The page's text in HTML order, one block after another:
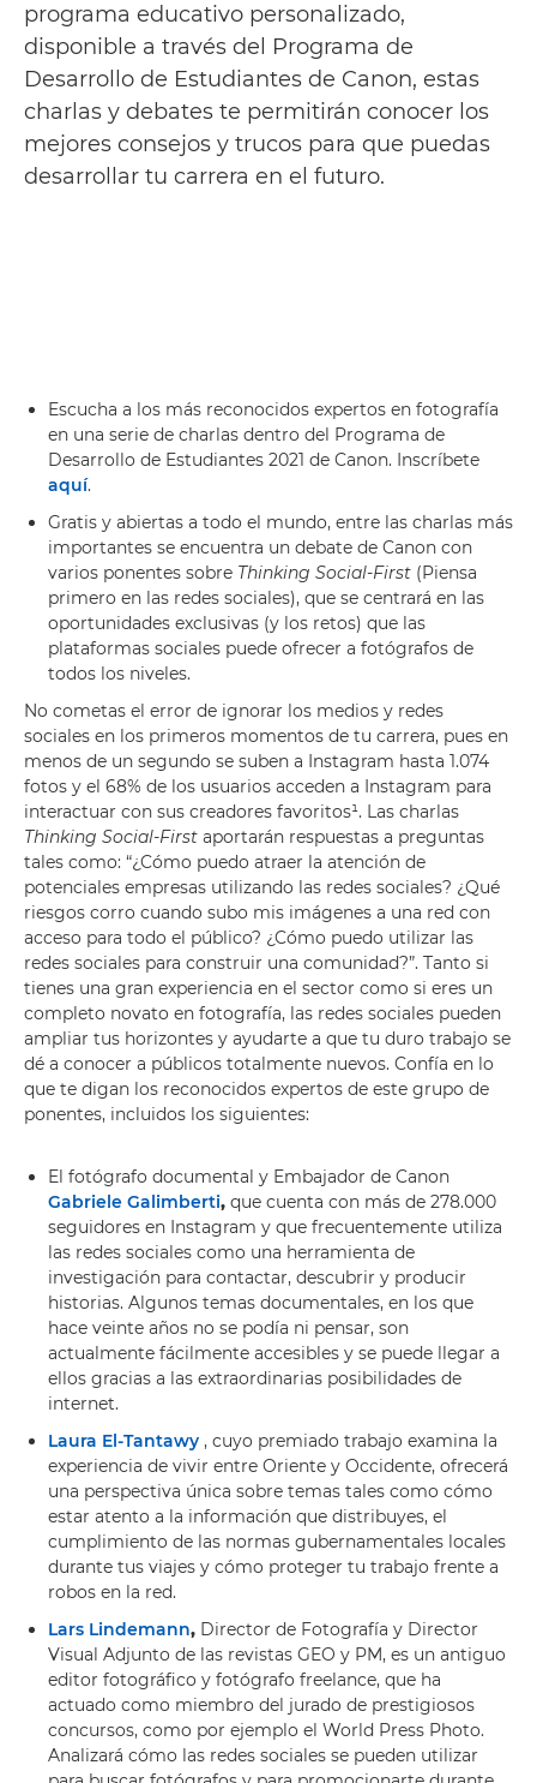
programa educativo personalizado,
disponible a través del Programa de
Desarrollo de Estudiantes de Canon, estas
charlas y debates te permitirán conocer los
mejores consejos y trucos para que puedas
desarrollar tu carrera en el futuro.
Escucha a los más reconocidos expertos en fotografía
en una serie de charlas dentro del Programa de
Desarrollo de Estudiantes 2021 de Canon. Inscríbete
aquí.
Gratis y abiertas a todo el mundo, entre las charlas más
importantes se encuentra un debate de Canon con
varios ponentes sobre Thinking Social-First (Piensa
primero en las redes sociales), que se centrará en las
oportunidades exclusivas (y los retos) que las
plataformas sociales puede ofrecer a fotógrafos de
todos los niveles.
No cometas el error de ignorar los medios y redes
sociales en los primeros momentos de tu carrera, pues en
menos de un segundo se suben a Instagram hasta 1.074
fotos y el 68% de los usuarios acceden a Instagram para
interactuar con sus creadores favoritos¹. Las charlas
Thinking Social-First aportarán respuestas a preguntas
tales como: “¿Cómo puedo atraer la atención de
potenciales empresas utilizando las redes sociales? ¿Qué
riesgos corro cuando subo mis imágenes a una red con
acceso para todo el público? ¿Cómo puedo utilizar las
redes sociales para construir una comunidad?”. Tanto si
tienes una gran experiencia en el sector como si eres un
completo novato en fotografía, las redes sociales pueden
ampliar tus horizontes y ayudarte a que tu duro trabajo se
dé a conocer a públicos totalmente nuevos. Confía en lo
que te digan los reconocidos expertos de este grupo de
ponentes, incluidos los siguientes:
El fotógrafo documental y Embajador de Canon
Gabriele Galimberti, que cuenta con más de 278.000
seguidores en Instagram y que frecuentemente utiliza
las redes sociales como una herramienta de
investigación para contactar, descubrir y producir
historias. Algunos temas documentales, en los que
hace veinte años no se podía ni pensar, son
actualmente fácilmente accesibles y se puede llegar a
ellos gracias a las extraordinarias posibilidades de
internet.
Laura El-Tantawy , cuyo premiado trabajo examina la
experiencia de vivir entre Oriente y Occidente, ofrecerá
una perspectiva única sobre temas tales como cómo
estar atento a la información que distribuyes, el
cumplimiento de las normas gubernamentales locales
durante tus viajes y cómo proteger tu trabajo frente a
robos en la red.
Lars Lindemann, Director de Fotografía y Director
Visual Adjunto de las revistas GEO y PM, es un antiguo
editor fotográfico y fotógrafo freelance, que ha
actuado como miembro del jurado de prestigiosos
concursos, como por ejemplo el World Press Photo.
Analizará cómo las redes sociales se pueden utilizar